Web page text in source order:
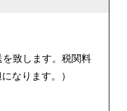
を致します。税関料
なります。）